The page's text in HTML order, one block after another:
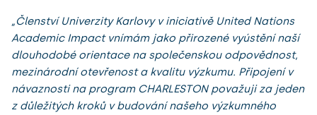
„Členství Univerzity Karlovy v iniciativě United Nations
Academic Impact vnímám jako přirozené vyústění naší
dlouhodobé orientace na společenskou odpovědnost,
mezinárodní otevřenost a kvalitu výzkumu. Připojení v
návaznosti na program CHARLESTON považuji za jeden
z důležitých kroků v budování našeho výzkumného